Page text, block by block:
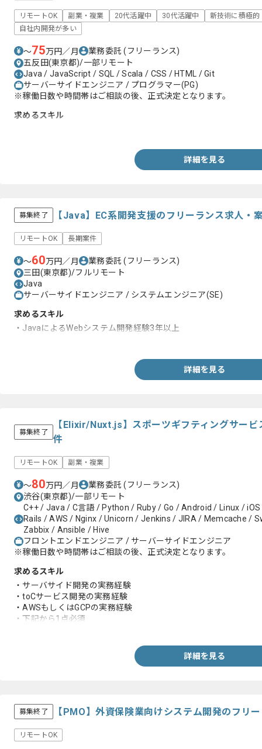
リモートOK 副業・複業 20代活躍中 30代活躍中
新技術に積極的
自社内開発が多い
〜75万円／月 業務委託(フリーランス)
五反田(東京都)/一部リモート
Java / JavaScript / SQL / Scala / CSS / HTML / Git
サーバーサイドエンジニア / プログラマー(PG)
※稼働日数や時間帯はご相談の後、正式決定となります。
求めるスキル
詳細を見る
募集終了 【Java】EC系開発支援のフリーランス求人・
リモートOK 長期案件
〜60万円／月 業務委託(フリーランス)
三田(東京都)/フルリモート
Java
サーバーサイドエンジニア / システムエンジニア(SE)
求めるスキル
・JavaによるWebシステム開発経験3年以上
詳細を見る
募集終了
【Elixir/Nuxt.js】スポーツギフティングサービ
件
リモートOK 副業・複業
〜80万円／月 業務委託(フリーランス)
渋谷(東京都)/一部リモート
C++ / Java / C言語 / Python / Ruby / Go / Android / Linux /
Rails / AWS / Nginx / Unicorn / Jenkins / JIRA / Memcache /
Zabbix / Ansible / Hive
フロントエンドエンジニア / サーバーサイドエンジニア
※稼働日数や時間帯はご相談の後、正式決定となります。
求めるスキル
・サーバサイド開発の実務経験
・toCサービス開発の実務経験
・AWSもしくはGCPの実務経験
・下記から1点必須
-WebRTCでライブ動画配信システム開発の実務経験
-CI/CD環境構築や自動化の実務経験
-課題解決や業務改善および効率化の実務経験
詳細を見る
募集終了 【PMO】外資保険業向けシステム開発のフリ
リモートOK